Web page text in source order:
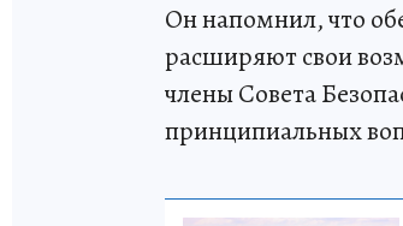
Он напомнил, что
расширяют свои
члены Совета
принципиальных